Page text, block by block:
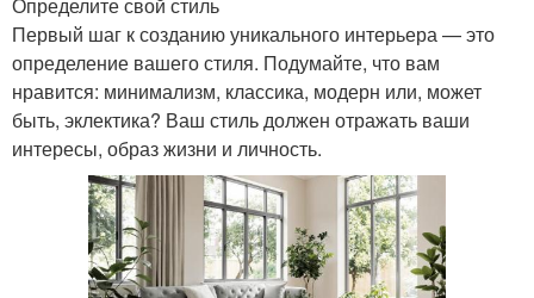
Первый шаг к созданию уникального интерьера — это
определение вашего стиля. Подумайте, что вам
нравится: минимализм, классика, модерн или, может
быть, эклектика? Ваш стиль должен отражать ваши
интересы, образ жизни и личность.